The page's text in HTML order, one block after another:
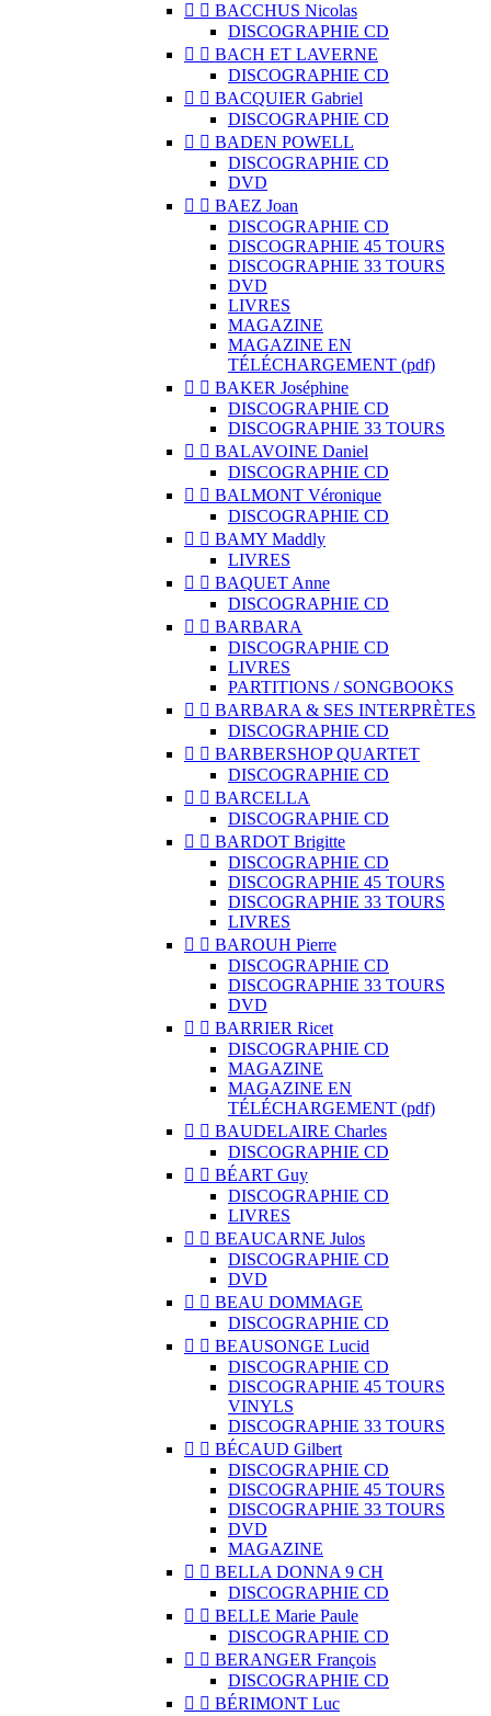
  BACCHUS Nicolas
DISCOGRAPHIE CD
  BACH ET LAVERNE
DISCOGRAPHIE CD
  BACQUIER Gabriel
DISCOGRAPHIE CD
  BADEN POWELL
DISCOGRAPHIE CD
DVD
  BAEZ Joan
DISCOGRAPHIE CD
DISCOGRAPHIE 45 TOURS
DISCOGRAPHIE 33 TOURS
DVD
LIVRES
MAGAZINE
MAGAZINE EN
TÉLÉCHARGEMENT (pdf)
  BAKER Joséphine
DISCOGRAPHIE CD
DISCOGRAPHIE 33 TOURS
  BALAVOINE Daniel
DISCOGRAPHIE CD
  BALMONT Véronique
DISCOGRAPHIE CD
  BAMY Maddly
LIVRES
  BAQUET Anne
DISCOGRAPHIE CD
  BARBARA
DISCOGRAPHIE CD
LIVRES
PARTITIONS / SONGBOOKS
  BARBARA & SES INTERPRÈTES
DISCOGRAPHIE CD
  BARBERSHOP QUARTET
DISCOGRAPHIE CD
  BARCELLA
DISCOGRAPHIE CD
  BARDOT Brigitte
DISCOGRAPHIE CD
DISCOGRAPHIE 45 TOURS
DISCOGRAPHIE 33 TOURS
LIVRES
  BAROUH Pierre
DISCOGRAPHIE CD
DISCOGRAPHIE 33 TOURS
DVD
  BARRIER Ricet
DISCOGRAPHIE CD
MAGAZINE
MAGAZINE EN
TÉLÉCHARGEMENT (pdf)
  BAUDELAIRE Charles
DISCOGRAPHIE CD
  BÉART Guy
DISCOGRAPHIE CD
LIVRES
  BEAUCARNE Julos
DISCOGRAPHIE CD
DVD
  BEAU DOMMAGE
DISCOGRAPHIE CD
  BEAUSONGE Lucid
DISCOGRAPHIE CD
DISCOGRAPHIE 45 TOURS
VINYLS
DISCOGRAPHIE 33 TOURS
  BÉCAUD Gilbert
DISCOGRAPHIE CD
DISCOGRAPHIE 45 TOURS
DISCOGRAPHIE 33 TOURS
DVD
MAGAZINE
  BELLA DONNA 9 CH
DISCOGRAPHIE CD
  BELLE Marie Paule
DISCOGRAPHIE CD
  BERANGER François
DISCOGRAPHIE CD
  BÉRIMONT Luc